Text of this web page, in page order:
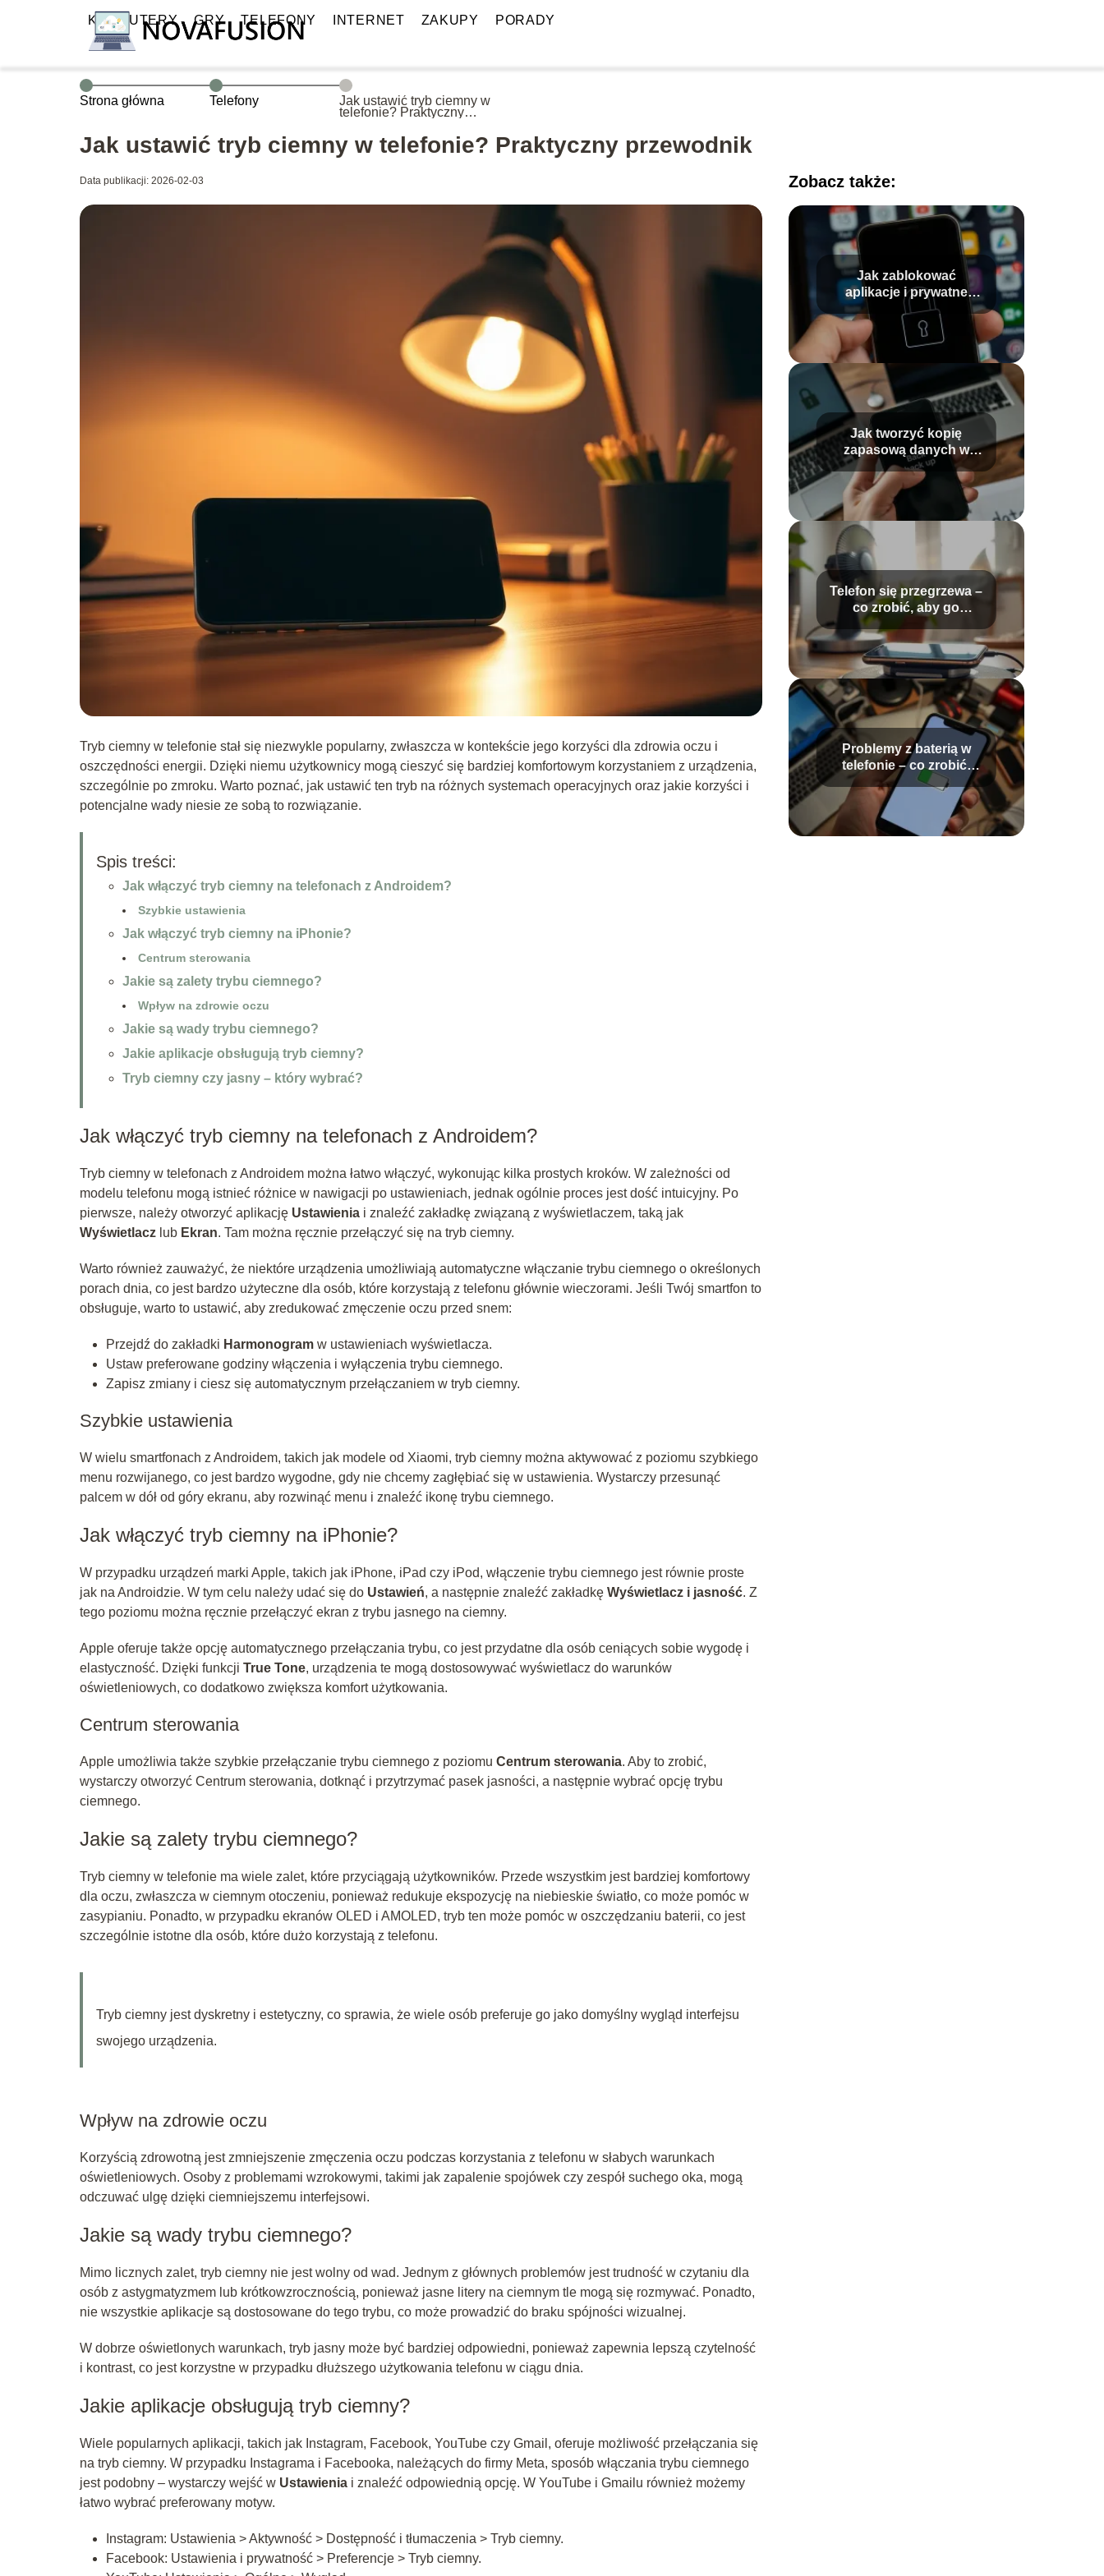
KOMPUTERY GRY TELEFONY INTERNET ZAKUPY PORADY
Strona główna Telefony
Jak ustawić tryb ciemny w
telefonie? Praktyczny
Jak ustawić tryb ciemny w telefonie? Praktyczny przewodnik
Data publikacji: 2026-02-03
Tryb ciemny w telefonie stał się niezwykle popularny, zwłaszcza w kontekście jego korzyści dla zdrowia oczu i
oszczędności energii. Dzięki niemu użytkownicy mogą cieszyć się bardziej komfortowym korzystaniem z urządzenia,
szczególnie po zmroku. Warto poznać, jak ustawić ten tryb na różnych systemach operacyjnych oraz jakie korzyści i
potencjalne wady niesie ze sobą to rozwiązanie.
Spis treści:
Jak włączyć tryb ciemny na telefonach z Androidem?
Szybkie ustawienia
Jak włączyć tryb ciemny na iPhonie?
Centrum sterowania
Jakie są zalety trybu ciemnego?
Wpływ na zdrowie oczu
Jakie są wady trybu ciemnego?
Jakie aplikacje obsługują tryb ciemny?
Tryb ciemny czy jasny – który wybrać?
Jak włączyć tryb ciemny na telefonach z Androidem?
Tryb ciemny w telefonach z Androidem można łatwo włączyć, wykonując kilka prostych kroków. W zależności od
modelu telefonu mogą istnieć różnice w nawigacji po ustawieniach, jednak ogólnie proces jest dość intuicyjny. Po
pierwsze, należy otworzyć aplikację Ustawienia i znaleźć zakładkę związaną z wyświetlaczem, taką jak
Wyświetlacz lub Ekran. Tam można ręcznie przełączyć się na tryb ciemny.
Warto również zauważyć, że niektóre urządzenia umożliwiają automatyczne włączanie trybu ciemnego o określonych
porach dnia, co jest bardzo użyteczne dla osób, które korzystają z telefonu głównie wieczorami. Jeśli Twój smartfon to
obsługuje, warto to ustawić, aby zredukować zmęczenie oczu przed snem:
Przejdź do zakładki Harmonogram w ustawieniach wyświetlacza.
Ustaw preferowane godziny włączenia i wyłączenia trybu ciemnego.
Zapisz zmiany i ciesz się automatycznym przełączaniem w tryb ciemny.
Szybkie ustawienia
W wielu smartfonach z Androidem, takich jak modele od Xiaomi, tryb ciemny można aktywować z poziomu szybkiego
menu rozwijanego, co jest bardzo wygodne, gdy nie chcemy zagłębiać się w ustawienia. Wystarczy przesunąć
palcem w dół od góry ekranu, aby rozwinąć menu i znaleźć ikonę trybu ciemnego.
Jak włączyć tryb ciemny na iPhonie?
W przypadku urządzeń marki Apple, takich jak iPhone, iPad czy iPod, włączenie trybu ciemnego jest równie proste
jak na Androidzie. W tym celu należy udać się do Ustawień, a następnie znaleźć zakładkę Wyświetlacz i jasność. Z
tego poziomu można ręcznie przełączyć ekran z trybu jasnego na ciemny.
Apple oferuje także opcję automatycznego przełączania trybu, co jest przydatne dla osób ceniących sobie wygodę i
elastyczność. Dzięki funkcji True Tone, urządzenia te mogą dostosowywać wyświetlacz do warunków
oświetleniowych, co dodatkowo zwiększa komfort użytkowania.
Centrum sterowania
Apple umożliwia także szybkie przełączanie trybu ciemnego z poziomu Centrum sterowania. Aby to zrobić,
wystarczy otworzyć Centrum sterowania, dotknąć i przytrzymać pasek jasności, a następnie wybrać opcję trybu
ciemnego.
Jakie są zalety trybu ciemnego?
Tryb ciemny w telefonie ma wiele zalet, które przyciągają użytkowników. Przede wszystkim jest bardziej komfortowy
dla oczu, zwłaszcza w ciemnym otoczeniu, ponieważ redukuje ekspozycję na niebieskie światło, co może pomóc w
zasypianiu. Ponadto, w przypadku ekranów OLED i AMOLED, tryb ten może pomóc w oszczędzaniu baterii, co jest
szczególnie istotne dla osób, które dużo korzystają z telefonu.
Tryb ciemny jest dyskretny i estetyczny, co sprawia, że wiele osób preferuje go jako domyślny wygląd interfejsu
swojego urządzenia.
Wpływ na zdrowie oczu
Korzyścią zdrowotną jest zmniejszenie zmęczenia oczu podczas korzystania z telefonu w słabych warunkach
oświetleniowych. Osoby z problemami wzrokowymi, takimi jak zapalenie spojówek czy zespół suchego oka, mogą
odczuwać ulgę dzięki ciemniejszemu interfejsowi.
Jakie są wady trybu ciemnego?
Mimo licznych zalet, tryb ciemny nie jest wolny od wad. Jednym z głównych problemów jest trudność w czytaniu dla
osób z astygmatyzmem lub krótkowzrocznością, ponieważ jasne litery na ciemnym tle mogą się rozmywać. Ponadto,
nie wszystkie aplikacje są dostosowane do tego trybu, co może prowadzić do braku spójności wizualnej.
W dobrze oświetlonych warunkach, tryb jasny może być bardziej odpowiedni, ponieważ zapewnia lepszą czytelność
i kontrast, co jest korzystne w przypadku dłuższego użytkowania telefonu w ciągu dnia.
Jakie aplikacje obsługują tryb ciemny?
Wiele popularnych aplikacji, takich jak Instagram, Facebook, YouTube czy Gmail, oferuje możliwość przełączania się
na tryb ciemny. W przypadku Instagrama i Facebooka, należących do firmy Meta, sposób włączania trybu ciemnego
jest podobny – wystarczy wejść w Ustawienia i znaleźć odpowiednią opcję. W YouTube i Gmailu również możemy
łatwo wybrać preferowany motyw.
Instagram: Ustawienia > Aktywność > Dostępność i tłumaczenia > Tryb ciemny.
Facebook: Ustawienia i prywatność > Preferencje > Tryb ciemny.
Zobacz także:
Jak zablokować
aplikacje i prywatne
dane? Praktyczny
przewodnik
Jak tworzyć kopię
zapasową danych w
telefonie? Praktyczny
przewodnik
Telefon się przegrzewa –
co zrobić, aby go
schłodzić?
Problemy z baterią w
telefonie – co zrobić,
jeśli POCO F3 ma
problemy?